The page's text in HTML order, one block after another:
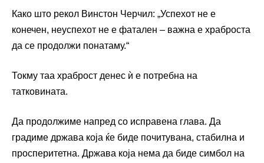
Како што рекол Винстон Черчил: „Успехот не е
конечен, неуспехот не е фатален – важна е храброста
да се продолжи понатаму.“
Токму таа храброст денес ѝ е потребна на
татковината.
Да продолжиме напред со исправена глава. Да
градиме држава која ќе биде почитувана, стабилна и
просперитетна. Држава која нема да биде симбол на